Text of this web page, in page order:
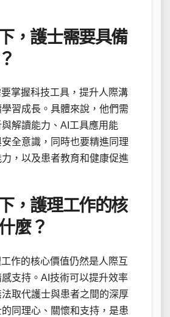
，護士需要具備
掌握科技工具，提升人際溝
習成長。具體來說，他們需
解讀能力、AI工具應用能
全意識，同時也要精進同理
，以及患者教育和健康促進
，護理工作的核
麼？
作的核心價值仍然是人際互
支持。AI技術可以提升效率
取代護士與患者之間的深厚
同理心、關懷和支持，是患